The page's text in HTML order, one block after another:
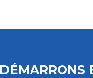
DÉMARRONS